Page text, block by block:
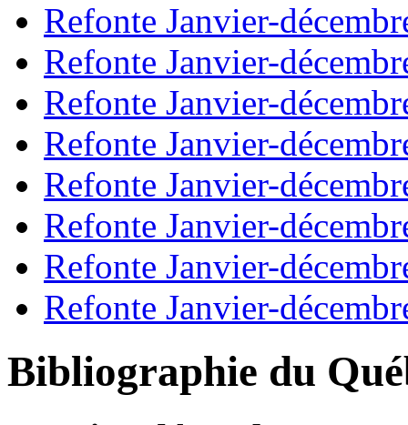
Refonte Janvier-
Refonte Janvier-
Refonte Janvier-
Refonte Janvier-
Refonte Janvier-
Refonte Janvier-
Refonte Janvier-
Refonte Janvier-
Bibliographie du